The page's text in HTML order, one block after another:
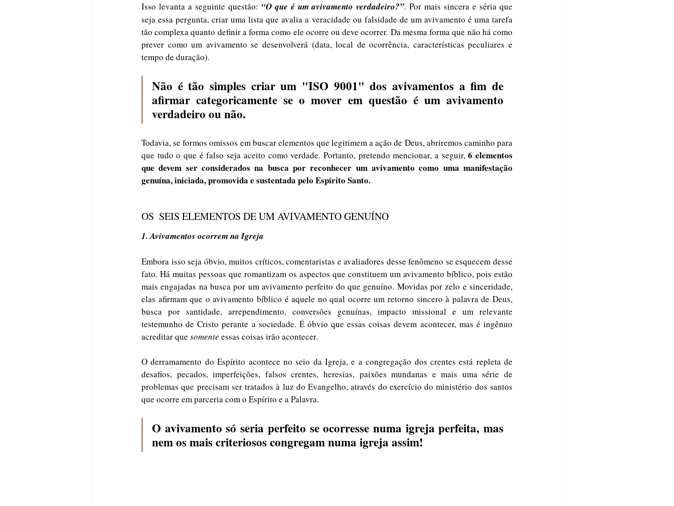
Isso levanta a seguinte questão: “O que é um avivamento verdadeiro?”. Por mais sincera e séria que
seja essa pergunta, criar uma lista que avalia a veracidade ou falsidade de um avivamento é uma tarefa
tão complexa quanto definir a forma como ele ocorre ou deve ocorrer. Da mesma forma que não há como
prever como um avivamento se desenvolverá (data, local de ocorrência, características peculiares e
tempo de duração).
Não é tão simples criar um "ISO 9001" dos avivamentos a fim de
afirmar categoricamente se o mover em questão é um avivamento
verdadeiro ou não.
Todavia, se formos omissos em buscar elementos que legitimem a ação de Deus, abriremos caminho para
que tudo o que é falso seja aceito como verdade. Portanto, pretendo mencionar, a seguir, 6 elementos
que devem ser considerados na busca por reconhecer um avivamento como uma manifestação
genuína, iniciada, promovida e sustentada pelo Espírito Santo.
OS  SEIS ELEMENTOS DE UM AVIVAMENTO GENUÍNO
1. Avivamentos ocorrem na Igreja
Embora isso seja óbvio, muitos críticos, comentaristas e avaliadores desse fenômeno se esquecem desse
fato. Há muitas pessoas que romantizam os aspectos que constituem um avivamento bíblico, pois estão
mais engajadas na busca por um avivamento perfeito do que genuíno. Movidas por zelo e sinceridade,
elas afirmam que o avivamento bíblico é aquele no qual ocorre um retorno sincero à palavra de Deus,
busca por santidade, arrependimento, conversões genuínas, impacto missional e um relevante
testemunho de Cristo perante a sociedade. É óbvio que essas coisas devem acontecer, mas é ingênuo
acreditar que somente essas coisas irão acontecer.
O derramamento do Espírito acontece no seio da Igreja, e a congregação dos crentes está repleta de
desafios, pecados, imperfeições, falsos crentes, heresias, paixões mundanas e mais uma série de
problemas que precisam ser tratados à luz do Evangelho, através do exercício do ministério dos santos
que ocorre em parceria com o Espírito e a Palavra.
O avivamento só seria perfeito se ocorresse numa igreja perfeita, mas
nem os mais criteriosos congregam numa igreja assim!